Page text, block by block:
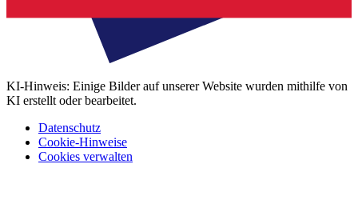
KI-Hinweis: Einige Bilder auf unserer Website wurden mithilfe von
KI erstellt oder bearbeitet.
Datenschutz
Cookie-Hinweise
Cookies verwalten